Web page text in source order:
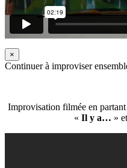
×
Continuer à improviser
Improvisation filmée en
« Il y a… »